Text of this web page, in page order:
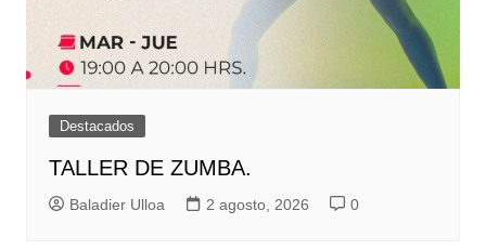
Destacados
TALLER DE ZUMBA.
Baladier Ulloa 2 agosto, 2026 0